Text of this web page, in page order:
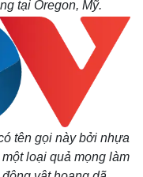
tại Oregon, Mỹ.
tên gọi này bởi nhựa
loại quả mọng làm